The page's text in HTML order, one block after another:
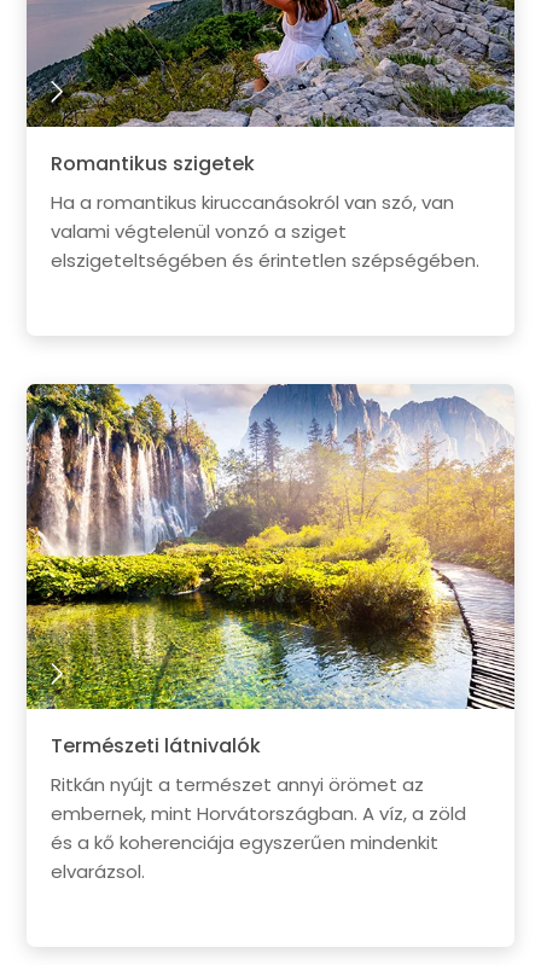
Romantikus szigetek
Ha a romantikus kiruccanásokról van szó, van
valami végtelenül vonzó a sziget
elszigeteltségében és érintetlen szépségében.
Természeti látnivalók
Ritkán nyújt a természet annyi örömet az
embernek, mint Horvátországban. A víz, a zöld
és a kő koherenciája egyszerűen mindenkit
elvarázsol.